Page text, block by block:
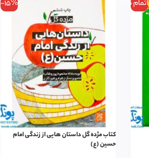
اتمام موجودی -15%
کتاب مژده گل داستان هایی از زندگی امام
حسین (ع)